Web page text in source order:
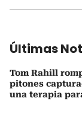
Últimas
Tom Rahill
pitones
una terapia